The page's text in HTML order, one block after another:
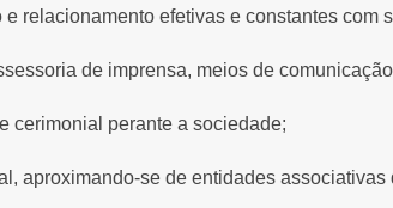
relacionamento efetivas e constantes com
de imprensa, meios de
cerimonial perante a sociedade;
aproximando-se de entidades